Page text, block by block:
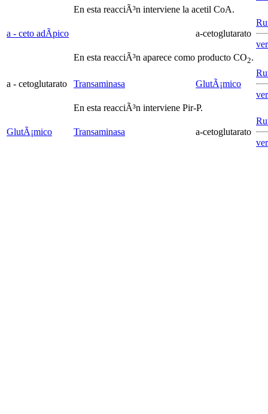
En esta reacciÃ³n interviene la acetil CoA.
a - ceto adÃ­pico a-cetoglutarato
En esta reacciÃ³n aparece como producto CO2.
a - cetoglutarato Transaminasa GlutÃ¡mico
En esta reacciÃ³n interviene Pir-P.
GlutÃ¡mico Transaminasa a-cetoglutarato